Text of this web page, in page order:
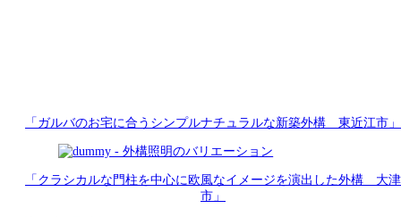
「ガルバのお宅に合うシンプルナチュラルな新築外構 東近江市」
「クラシカルな門柱を中心に欧風なイメージを演出した外構 大津
市」